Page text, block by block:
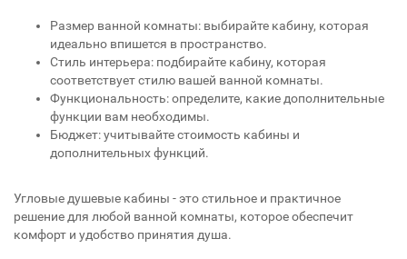
Размер ванной комнаты: выбирайте кабину, которая
идеально впишется в пространство.
Стиль интерьера: подбирайте кабину, которая
соответствует стилю вашей ванной комнаты.
Функциональность: определите, какие дополнительные
функции вам необходимы.
Бюджет: учитывайте стоимость кабины и
дополнительных функций.
Угловые душевые кабины - это стильное и практичное
решение для любой ванной комнаты, которое обеспечит
комфорт и удобство принятия душа.